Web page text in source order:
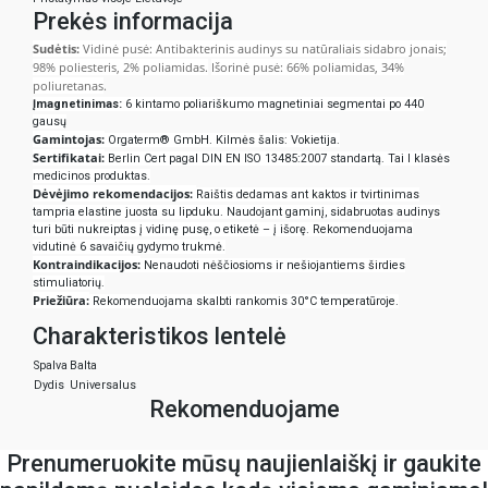
Prekės informacija
Sudėtis: Vidinė pusė: Antibakterinis audinys su natūraliais sidabro jonais;
98% poliesteris, 2% poliamidas. Išorinė pusė: 66% poliamidas, 34%
poliuretanas.
Įmagnetinimas: 6 kintamo poliariškumo magnetiniai segmentai po 440
gausų
Gamintojas: Orgaterm® GmbH. Kilmės šalis: Vokietija.
Sertifikatai: Berlin Cert pagal DIN EN ISO 13485:2007 standartą. Tai I klasės
medicinos produktas.
Dėvėjimo rekomendacijos: Raištis dedamas ant kaktos ir tvirtinimas
tampria elastine juosta su lipduku. Naudojant gaminį, sidabruotas audinys
turi būti nukreiptas į vidinę pusę, o etiketė – į išorę. Rekomenduojama
vidutinė 6 savaičių gydymo trukmė.
Kontraindikacijos: Nenaudoti nėščiosioms ir nešiojantiems širdies
stimuliatorių.
Priežiūra: Rekomenduojama skalbti rankomis 30°C temperatūroje.
Charakteristikos lentelė
Spalva Balta
Dydis Universalus
Rekomenduojame
Prenumeruokite mūsų naujienlaiškį ir gaukite